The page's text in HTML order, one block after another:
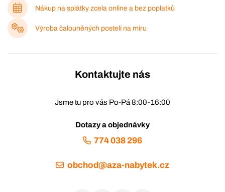
Nákup na splátky zcela online a bez poplatků
Výroba čalouněných postelí na míru
Kontaktujte nás
Jsme tu pro vás Po-Pá 8:00-16:00
Dotazy a objednávky
774 038 296
obchod@aza-nabytek.cz